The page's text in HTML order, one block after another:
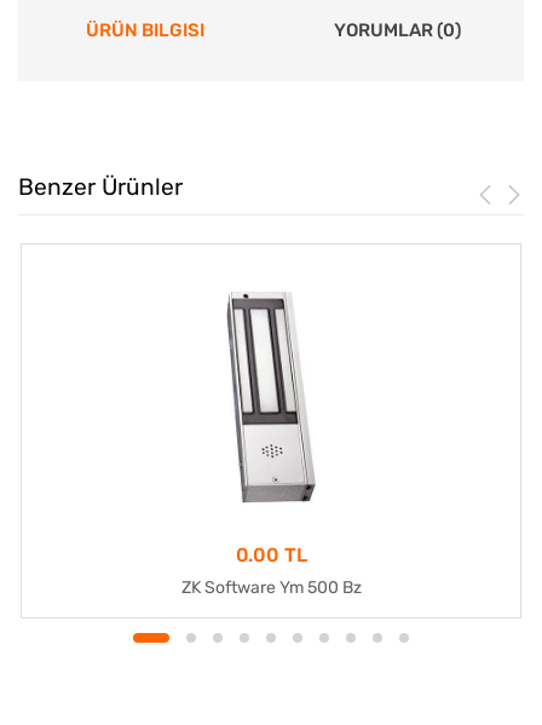
ÜRÜN BILGISI YORUMLAR (0)
Benzer Ürünler
0.00 TL
ZK Software Ym 500 Bz